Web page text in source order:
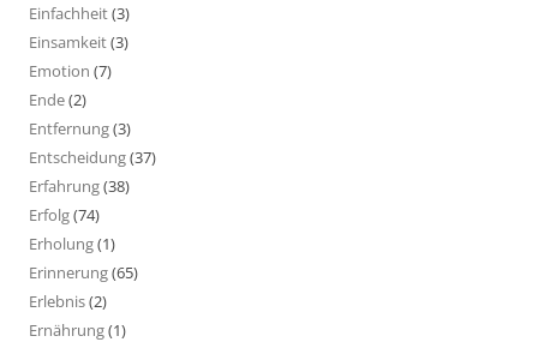
Einfachheit(3)
Einsamkeit(3)
Emotion (7)
Ende(2)
Entfernung(3)
Entscheidung(37)
Erfahrung(38)
Erfolg(74)
Erholung(1)
Erinnerung(65)
Erlebnis(2)
Ernährung(1)